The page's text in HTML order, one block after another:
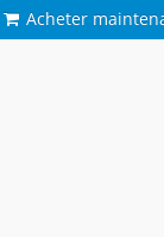
Acheter